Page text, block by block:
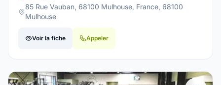
85 Rue Vauban, 68100 Mulhouse, France, 68100
Mulhouse
Voir la fiche Appeler